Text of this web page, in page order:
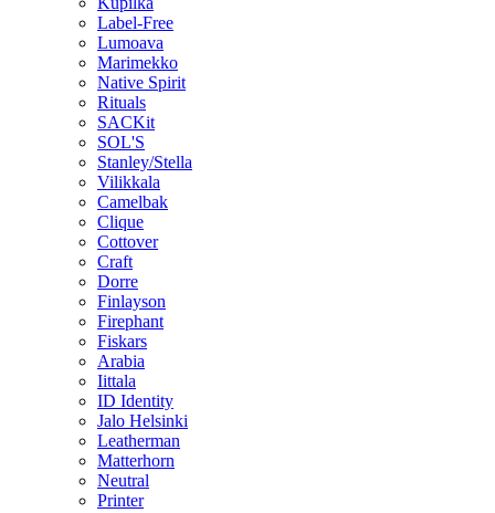
Label-Free
Lumoava
Marimekko
Native Spirit
Rituals
SACKit
SOL'S
Stanley/Stella
Vilikkala
Camelbak
Clique
Cottover
Craft
Dorre
Finlayson
Firephant
Fiskars
Arabia
Iittala
ID Identity
Jalo Helsinki
Leatherman
Matterhorn
Neutral
Printer